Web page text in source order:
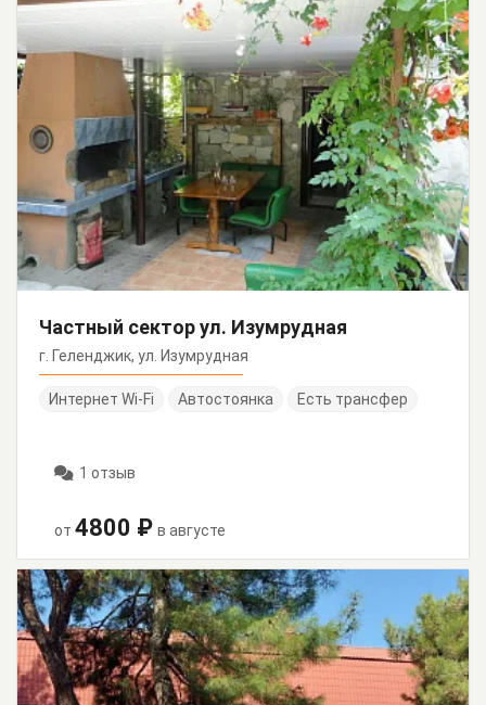
Частный сектор ул. Изумрудная
г. Геленджик, ул. Изумрудная
Интернет Wi-Fi Автостоянка Есть трансфер
1 отзыв
от 4800 ₽ в августе